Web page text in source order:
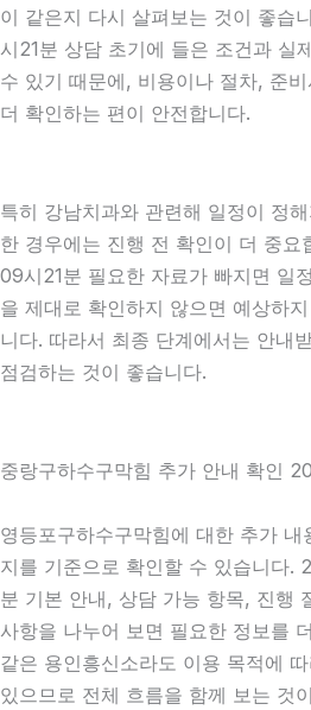
이 같은지 다시 살펴보는 것이 좋
시21분 상담 초기에 들은 조건과 실
수 있기 때문에, 비용이나 절차, 준
더 확인하는 편이 안전합니다.
특히 강남치과와 관련해 일정이 정
한 경우에는 진행 전 확인이 더 중
09시21분 필요한 자료가 빠지면 일
을 제대로 확인하지 않으면 예상하
니다. 따라서 최종 단계에서는 안내
점검하는 것이 좋습니다.
중랑구하수구막힘 추가 안내 확인
영등포구하수구막힘에 대한 추가 내
지를 기준으로 확인할 수 있습니다.
분 기본 안내, 상담 가능 항목, 진행
사항을 나누어 보면 필요한 정보를
같은 용인흥신소라도 이용 목적에
있으므로 전체 흐름을 함께 보는 것